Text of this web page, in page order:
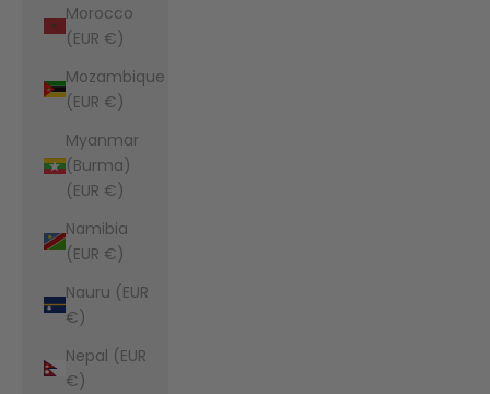
Morocco
(EUR €)
Mozambique
(EUR €)
Myanmar
(Burma)
(EUR €)
Namibia
(EUR €)
Nauru (EUR
€)
Nepal (EUR
€)